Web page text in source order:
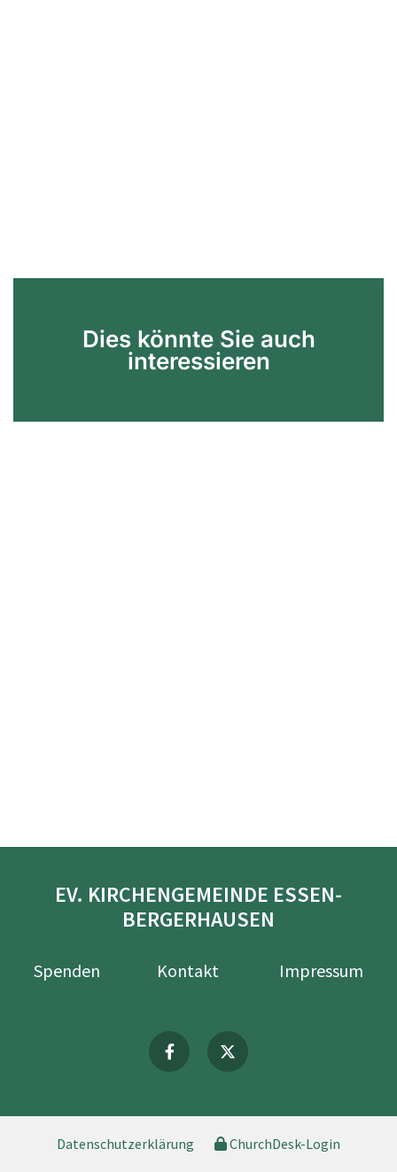
Dies könnte Sie auch
interessieren
EV. KIRCHENGEMEINDE ESSEN-
BERGERHAUSEN
Spenden Kontakt Impressum
Datenschutzerklärung ChurchDesk-Login